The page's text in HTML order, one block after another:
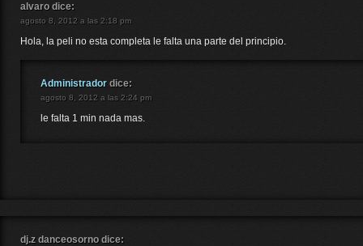
alvaro dice:
agosto 8, 2012 a las 2:18 pm
Hola, la peli no esta completa le falta una parte del principio.
Administrador dice:
agosto 8, 2012 a las 2:24 pm
le falta 1 min nada mas.
dj.z danceosorno dice: